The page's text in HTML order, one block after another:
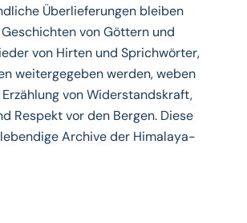
Überlieferungen bleiben
von Göttern und
von Hirten und Sprichwörter,
weitergegeben werden, weben
von Widerstandskraft,
Respekt vor den Bergen. Diese
Archive der Himalaya-